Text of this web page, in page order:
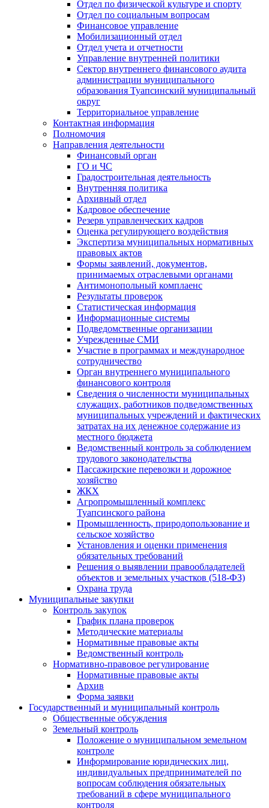
Отдел по физической культуре и спорту
Отдел по социальным вопросам
Финансовое управление
Мобилизационный отдел
Отдел учета и отчетности
Управление внутренней политики
Сектор внутреннего финансового аудита
администрации муниципального
образования Туапсинский муниципальный
округ
Территориальное управление
Контактная информация
Полномочия
Направления деятельности
Финансовый орган
ГО и ЧС
Градостроительная деятельность
Внутренняя политика
Архивный отдел
Кадровое обеспечение
Резерв управленческих кадров
Оценка регулирующего воздействия
Экспертиза муниципальных нормативных
правовых актов
Формы заявлений, документов,
принимаемых отраслевыми органами
Антимонопольный комплаенс
Результаты проверок
Статистическая информация
Информационные системы
Подведомственные организации
Учрежденные СМИ
Участие в программах и международное
сотрудничество
Орган внутреннего муниципального
финансового контроля
Сведения о численности муниципальных
служащих, работников подведомственных
муниципальных учреждений и фактических
затратах на их денежное содержание из
местного бюджета
Ведомственный контроль за соблюдением
трудового законодательства
Пассажирские перевозки и дорожное
хозяйство
ЖКХ
Агропромышленный комплекс
Туапсинского района
Промышленность, природопользование и
сельское хозяйство
Установления и оценки применения
обязательных требований
Решения о выявлении правообладателей
объектов и земельных участков (518-ФЗ)
Охрана труда
Муниципальные закупки
Контроль закупок
График плана проверок
Методические материалы
Нормативные правовые акты
Ведомственный контроль
Нормативно-правовое регулирование
Нормативные правовые акты
Архив
Форма заявки
Государственный и муниципальный контроль
Общественные обсуждения
Земельный контроль
Положение о муниципальном земельном
контроле
Информирование юридических лиц,
индивидуальных предпринимателей по
вопросам соблюдения обязательных
требований в сфере муниципального
контроля